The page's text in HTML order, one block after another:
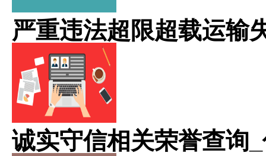
严重违法超限超载运输
诚实守信相关荣誉查询